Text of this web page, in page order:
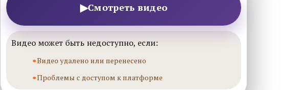
▶Смотреть видео
Видео может быть недоступно, если:
Видео удалено или перенесено
Проблемы с доступом к платформе